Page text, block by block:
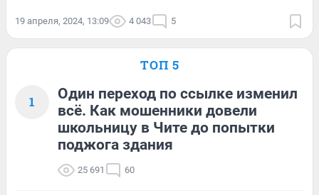
19 апреля, 2024, 13:09 4 043 5
ТОП 5
1
Один переход по ссылке изменил
всё. Как мошенники довели
школьницу в Чите до попытки
поджога здания
25 691 60